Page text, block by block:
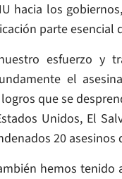
hacia los
parte esencial
esfuerzo y
el
que se
Unidos, El
20 asesinos
hemos tenido